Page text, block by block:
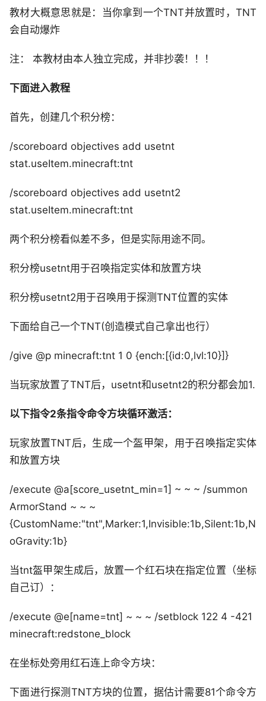
教材大概意思就是：当你拿到一个TNT并放置时，TNT
会自动爆炸
注： 本教材由本人独立完成，并非抄袭！！！
下面进入教程
首先，创建几个积分榜：
/scoreboard objectives add usetnt
stat.useItem.minecraft:tnt
/scoreboard objectives add usetnt2
stat.useItem.minecraft:tnt
两个积分榜看似差不多，但是实际用途不同。
积分榜usetnt用于召唤指定实体和放置方块
积分榜usetnt2用于召唤用于探测TNT位置的实体
下面给自己一个TNT(创造模式自己拿出也行）
/give @p minecraft:tnt 1 0 {ench:[{id:0,lvl:10}]}
当玩家放置了TNT后，usetnt和usetnt2的积分都会加1.
以下指令2条指令命令方块循环激活：
玩家放置TNT后，生成一个盔甲架，用于召唤指定实体
和放置方块
/execute @a[score_usetnt_min=1] ~ ~ ~ /summon
ArmorStand ~ ~ ~
{CustomName:"tnt",Marker:1,Invisible:1b,Silent:1b,N
oGravity:1b}
当tnt盔甲架生成后，放置一个红石块在指定位置（坐标
自己订）：
/execute @e[name=tnt] ~ ~ ~ /setblock 122 4 -421
minecraft:redstone_block
在坐标处旁用红石连上命令方块：
下面进行探测TNT方块的位置，据估计需要81个命令方